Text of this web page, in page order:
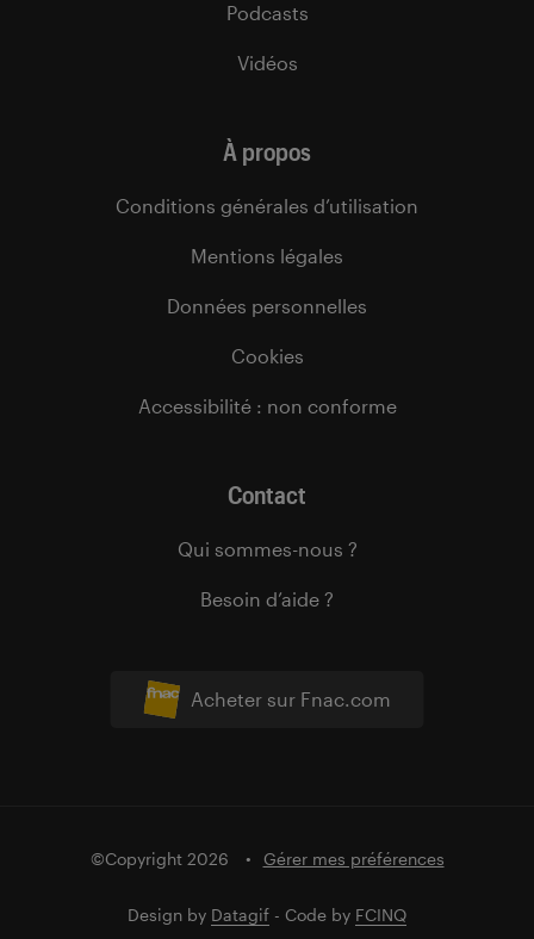
Acheter sur Fnac.com
Podcasts
Vidéos
À propos
Conditions générales d’utilisation
Mentions légales
Données personnelles
Cookies
Accessibilité : non conforme
Contact
Qui sommes-nous ?
Besoin d’aide ?
©Copyright 2026 Gérer mes préférences
Design by Datagif - Code by FCINQ